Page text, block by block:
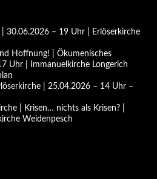
| 30.06.2026 – 19 Uhr | Erlöserkirche
Hoffnung! | Ökumenisches
Uhr | Immanuelkirche Longerich
| 25.04.2026 – 14 Uhr –
| Krisen… nichts als Krisen? |
Weidenpesch